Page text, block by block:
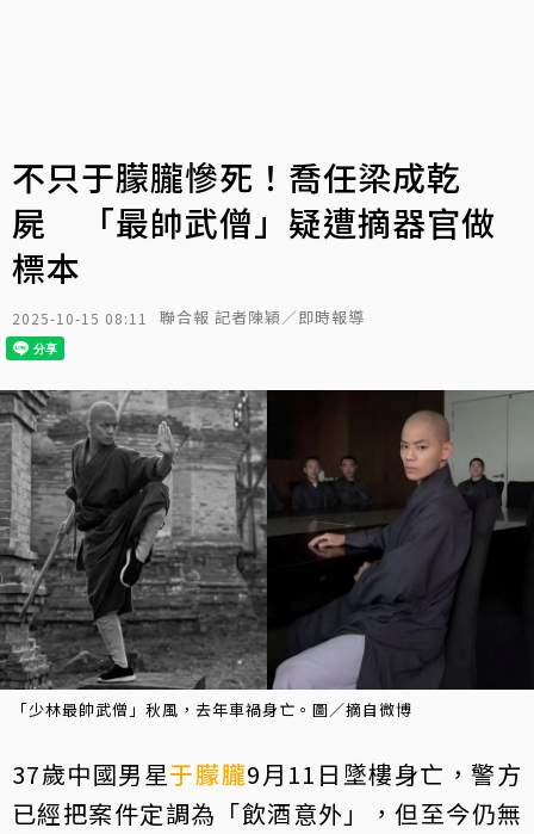
不只于朦朧慘死！喬任梁成乾
屍 「最帥武僧」疑遭摘器官做
標本
2025-10-15 08:11 聯合報 記者陳穎／即時報導
「少林最帥武僧」秋風，去年車禍身亡。圖／摘自微博
37歲中國男星于朦朧9月11日墜樓身亡，警方
已經把案件定調為「飲酒意外」，但至今仍無